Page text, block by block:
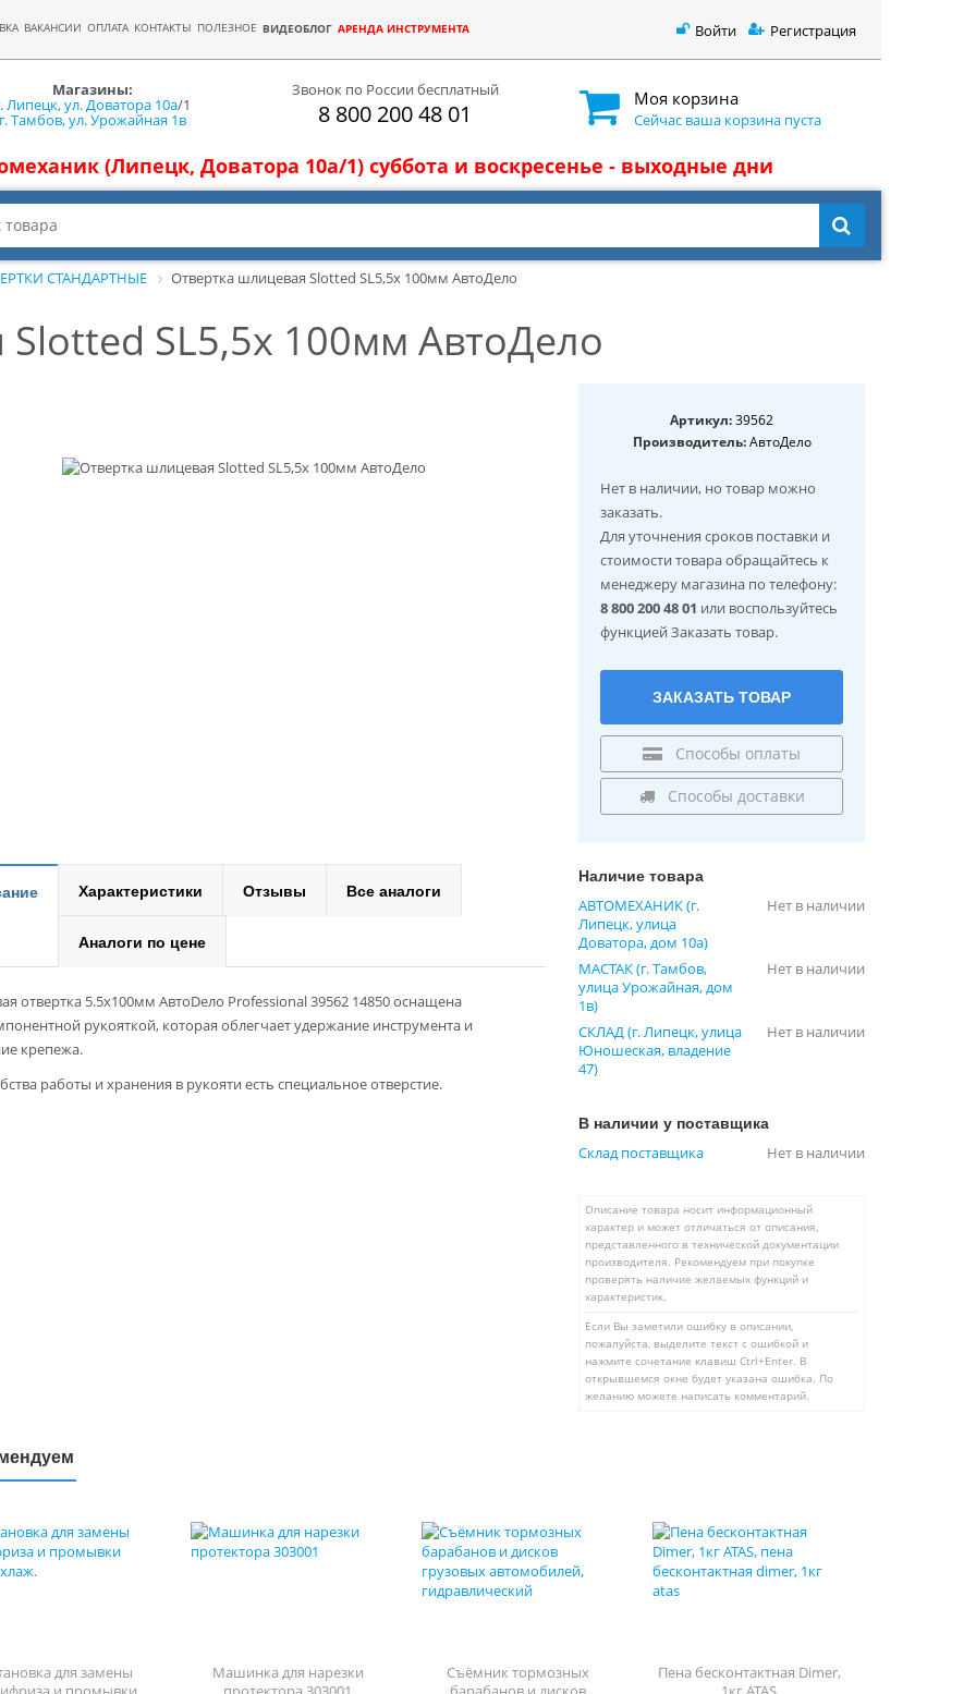
ВАКАНСИИ ОПЛАТА КОНТАКТЫ ПОЛЕЗНОЕ ВИДЕОБЛОГ АРЕНДА ИНСТРУМЕНТА Войти Регистрация
Магазины:
Липецк, ул. Доватора 10а/1
г. Тамбов, ул. Урожайная 1в
Звонок по России бесплатный
8 800 200 48 01
Моя корзина
Сейчас ваша корзина пуста
(Липецк, Доватора 10а/1) суббота и воскресенье - выходные дни
СТАНДАРТНЫЕ Отвертка шлицевая Slotted SL5,5х 100мм АвтоДело
SL5,5х 100мм АвтоДело
Артикул:39562
Производитель:АвтоДело
Нет в наличии, но товар можно
заказать.
Для уточнения сроков поставки и
стоимости товара обращайтесь к
менеджеру магазина по телефону:
8 800 200 48 01 или воспользуйтесь
функцией Заказать товар.
ЗАКАЗАТЬ ТОВАР
Способы оплаты
Способы доставки
Характеристики Отзывы Все аналоги
Аналоги по цене
отвертка 5.5х100мм АвтоDело Professional 39562 14850 оснащена
рукояткой, которая облегчает удержание инструмента и
крепежа.
работы и хранения в рукояти есть специальное отверстие.
Наличие товара
АВТОМЕХАНИК (г.
Липецк, улица
Доватора, дом 10а)
Нет в наличии
МАСТАК (г. Тамбов,
улица Урожайная, дом
1в)
Нет в наличии
СКЛАД (г. Липецк, улица
Юношеская, владение
47)
Нет в наличии
В наличии у поставщика
Склад поставщика Нет в наличии
Описание товара носит информационный
характер и может отличаться от описания,
представленного в технической документации
производителя. Рекомендуем при покупке
проверять наличие желаемых функций и
характеристик.
Если Вы заметили ошибку в описании,
пожалуйста, выделите текст с ошибкой и
нажмите сочетание клавиш Ctrl+Enter. В
открывшемся окне будет указана ошибка. По
желанию можете написать комментарий.
для замены
Машинка для нарезки
Съёмник тормозных
Пена бесконтактная Dimer,